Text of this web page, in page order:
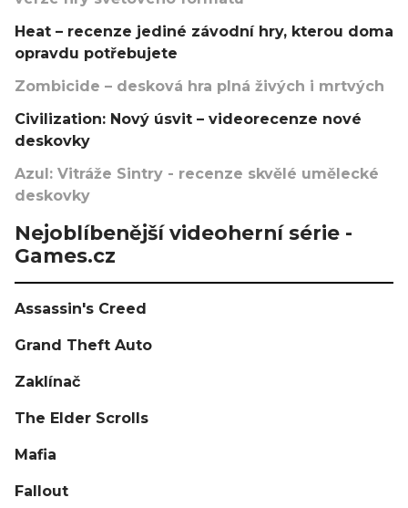
Heat – recenze jediné závodní hry, kterou doma
opravdu potřebujete
Zombicide – desková hra plná živých i mrtvých
Civilization: Nový úsvit – videorecenze nové
deskovky
Azul: Vitráže Sintry - recenze skvělé umělecké
deskovky
Nejoblíbenější videoherní série -
Games.cz
Assassin's Creed
Grand Theft Auto
Zaklínač
The Elder Scrolls
Mafia
Fallout